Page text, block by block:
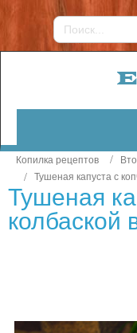
Копилка рецептов
Тушеная капуста с
Тушеная
колбаской